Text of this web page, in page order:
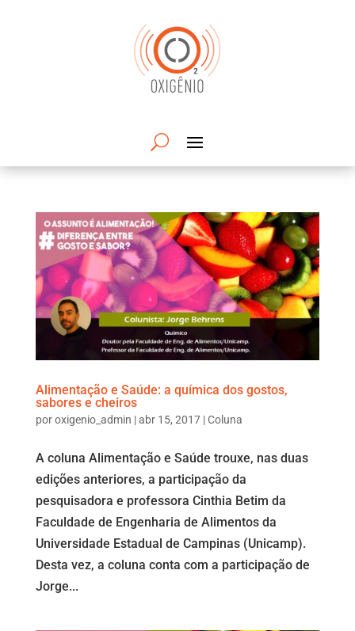
Alimentação e Saúde: a química dos gostos,
sabores e cheiros
poroxigenio_admin |abr 15, 2017|Coluna
A coluna Alimentação e Saúde trouxe, nas duas
edições anteriores, a participação da
pesquisadora e professora Cinthia Betim da
Faculdade de Engenharia de Alimentos da
Universidade Estadual de Campinas (Unicamp).
Desta vez, a coluna conta com a participação de
Jorge...